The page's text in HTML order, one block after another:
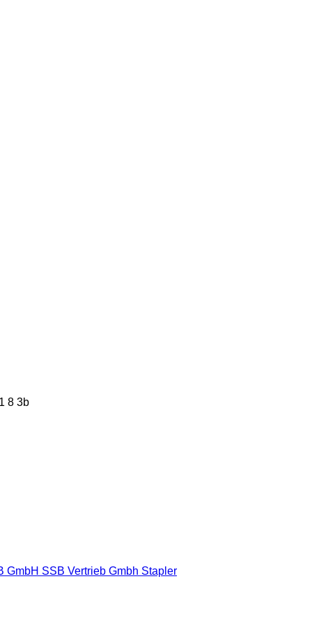
GmbH SSB Vertrieb Gmbh Stapler